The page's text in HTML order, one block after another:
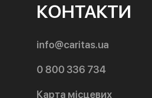
КОНТАКТИ
info@caritas.ua
0 800 336 734
Карта місцевих